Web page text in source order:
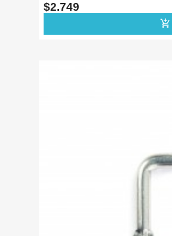
$2.749
add_shopping_cart